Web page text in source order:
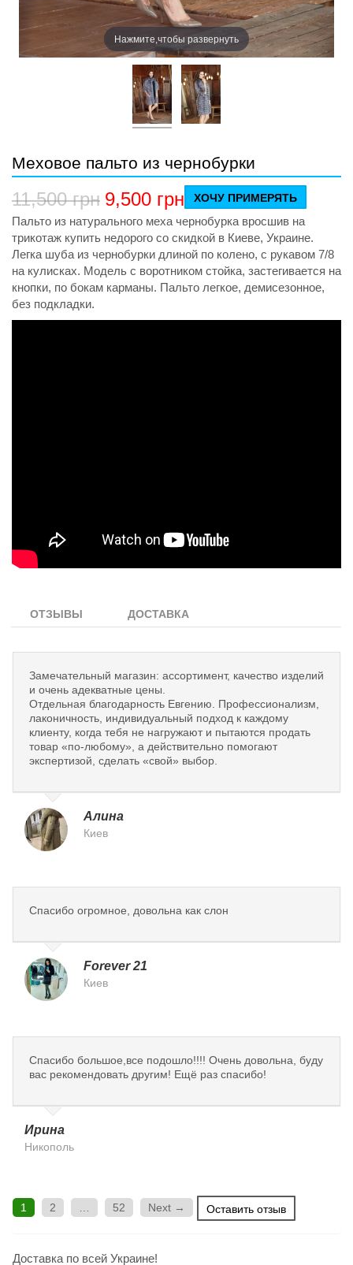
Нажмите,чтобы развернуть
Меховое пальто из чернобурки
11,500грн 9,500 грн ХОЧУ ПРИМЕРЯТЬ
Пальто из натурального меха чернобурка вросшив на
трикотаж купить недорого со скидкой в Киеве, Украине.
Легка шуба из чернобурки длиной по колено, с рукавом 7/8
на кулисках. Модель с воротником стойка, застегивается на
кнопки, по бокам карманы. Пальто легкое, демисезонное,
без подкладки.
ОТЗЫВЫ ДОСТАВКА
Замечательный магазин: ассортимент, качество изделий
и очень адекватные цены.
Отдельная благодарность Евгению. Профессионализм,
лаконичность, индивидуальный подход к каждому
клиенту, когда тебя не нагружают и пытаются продать
товар «по-любому», а действительно помогают
экспертизой, сделать «свой» выбор.
Алина
Киев
Спасибо огромное, довольна как слон
Forever 21
Киев
Спасибо большое,все подошло!!!! Очень довольна, буду
вас рекомендовать другим! Ещё раз спасибо!
Ирина
Никополь
1 2 52 Next → Оставить отзыв
Доставка по всей Украине!